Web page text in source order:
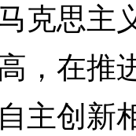
克思主
，在推
主创新